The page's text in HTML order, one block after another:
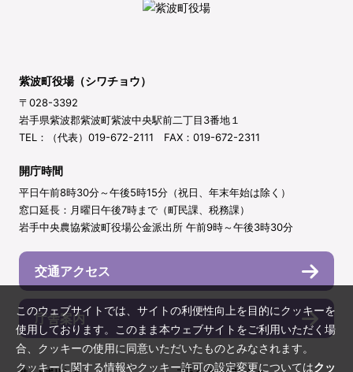
紫波町役場（シワチョウ）
〒028-3392
岩手県紫波郡紫波町紫波中央駅前二丁目3番地１
TEL：（代表）019-672-2111 FAX：019-672-2311
開庁時間
平日午前8時30分～午後5時15分（祝日、年末年始は除く）
窓口延長：月曜日午後7時まで（町民課、税務課）
岩手中央農協紫波町役場公金派出所 午前9時～午後3時30分
交通アクセス
庁舎案内
このウェブサイトでは、サイトの利便性向上を目的にクッキーを
使用しております。このまま本ウェブサイトをご利用いただく場
合、クッキーの使用に同意いただいたものとみなされます。
クッキーに関する情報やクッキー許可の設定変更についてはクッ